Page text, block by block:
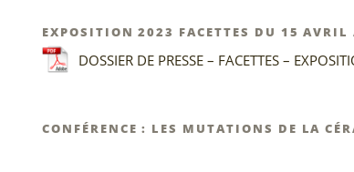
EXPOSITION 2023 FACETTES DU 15
DOSSIER DE PRESSE – FACETTES –
CONFÉRENCE : LES MUTATIONS DE LA